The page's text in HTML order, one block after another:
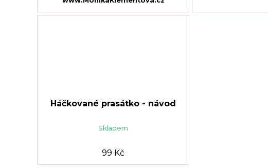
Háčkované prasátko - návod
Skladem
99 Kč